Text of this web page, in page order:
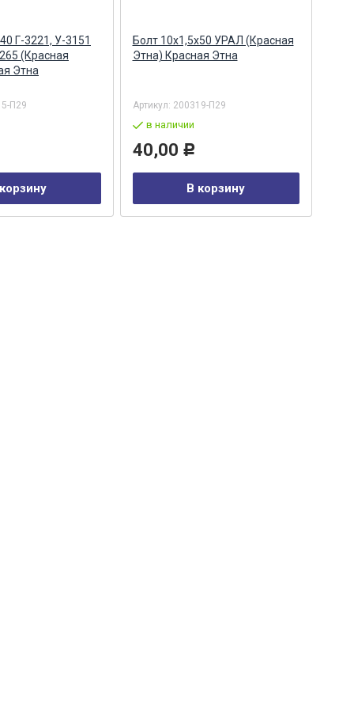
Г-3221, У-3151
(Красная
Этна
П29
Болт 10х1,5х50 УРАЛ (Красная
Этна) Красная Этна
Артикул: 200319-П29
в наличии
40,00 Р
В корзину